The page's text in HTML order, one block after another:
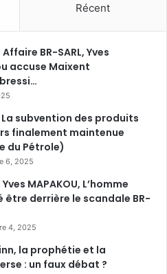
Récent
Affaire BR-SARL, Yves
accuse Maixent
La subvention des produits
finalement maintenue
du Pétrole)
6, 2025
Yves MAPAKOU, L’homme
être derrière le scandale BR-
4, 2025
la prophétie et la
: un faux débat ?